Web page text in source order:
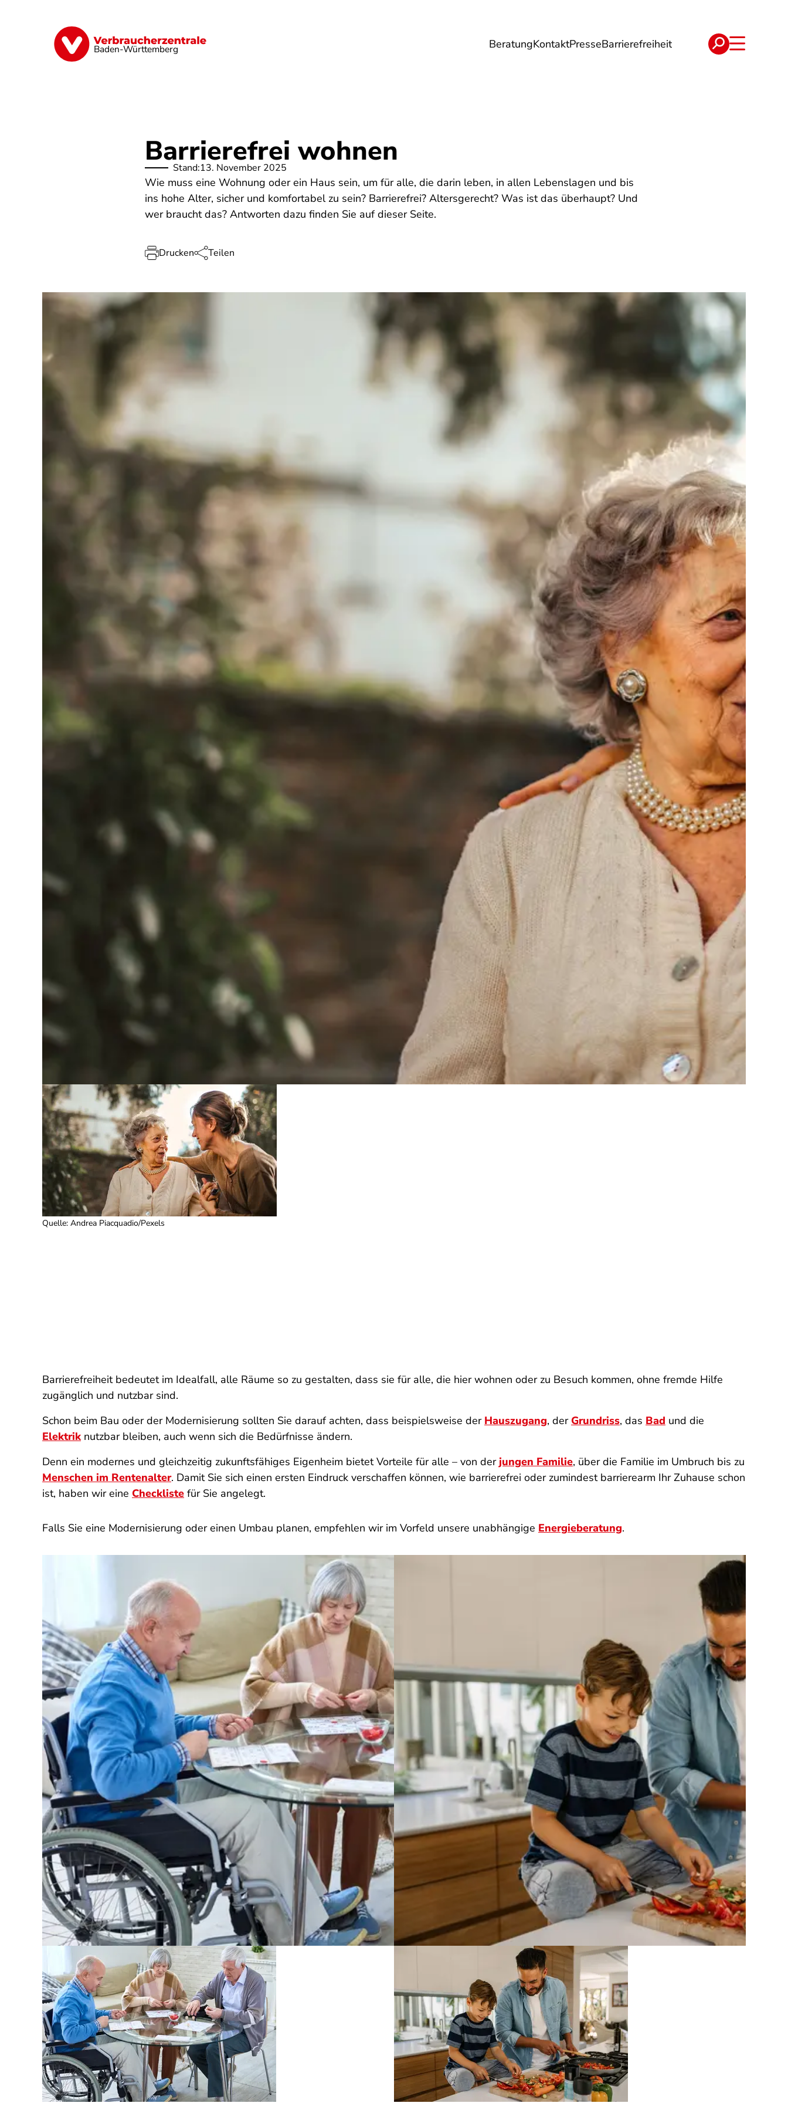
Baden-Württemberg BeratungKontaktPresseBarrierefreiheit
Geld & Versicherungen Digitales Energie Reise Verträge
Barrierefrei wohnen
Stand:13. November 2025
Wie muss eine Wohnung oder ein Haus sein, um für alle, die darin leben, in allen Lebenslagen und bis
ins hohe Alter, sicher und komfortabel zu sein? Barrierefrei? Altersgerecht? Was ist das überhaupt? Und
wer braucht das? Antworten dazu finden Sie auf dieser Seite.
Drucken Teilen
Quelle: Andrea Piacquadio/Pexels
Barrierefreiheit bedeutet im Idealfall, alle Räume so zu gestalten, dass sie für alle, die hier wohnen oder zu Besuch kommen, ohne fremde Hilfe
zugänglich und nutzbar sind.
Schon beim Bau oder der Modernisierung sollten Sie darauf achten, dass beispielsweise der Hauszugang, der Grundriss, das Bad und die
Elektriknutzbar bleiben, auch wenn sich die Bedürfnisse ändern.
Denn ein modernes und gleichzeitig zukunftsfähiges Eigenheim bietet Vorteile für alle – von der jungen Familie, über die Familie im Umbruch bis zu
Menschen im Rentenalter. Damit Sie sich einen ersten Eindruck verschaffen können, wie barrierefrei oder zumindest barrierearm Ihr Zuhause schon
ist, haben wir eine Checkliste für Sie angelegt.
Falls Sie eine Modernisierung oder einen Umbau planen, empfehlen wir im Vorfeld unsere unabhängige Energieberatung.